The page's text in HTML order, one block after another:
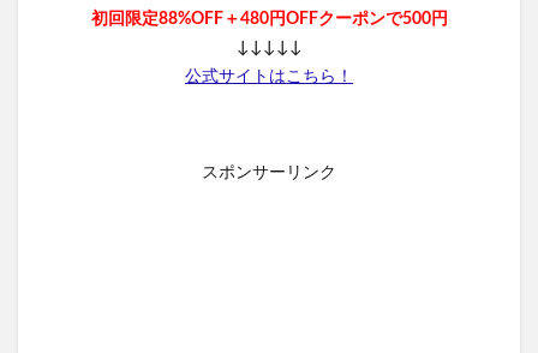
初回限定88%OFF＋480円OFFクーポンで500円
↓↓↓↓↓
公式サイトはこちら！
スポンサーリンク